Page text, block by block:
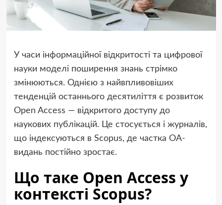
У часи інформаційної відкритості та цифрової
науки моделі поширення знань стрімко
змінюються. Однією з найвпливовіших
тенденцій останнього десятиліття є розвиток
Open Access — відкритого доступу до
наукових публікацій. Це стосується і журналів,
що індексуються в Scopus, де частка OA-
видань постійно зростає.
Що таке Open Access у
контексті Scopus?